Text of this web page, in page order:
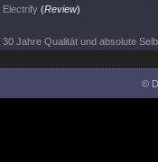
Electrify (Review)
30 Jahre Qualität und absolute
©